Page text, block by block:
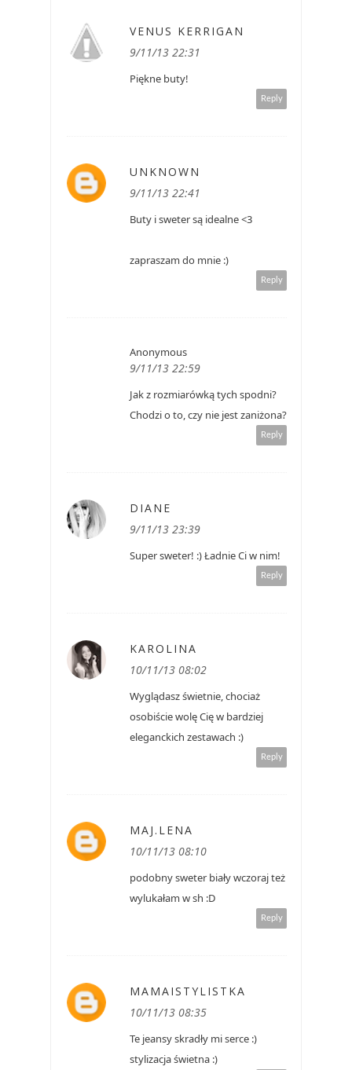
VENUS KERRIGAN
9/11/13 22:31
Piękne buty!
Reply
UNKNOWN
9/11/13 22:41
Buty i sweter są idealne <3
zapraszam do mnie :)
Reply
Anonymous
9/11/13 22:59
Jak z rozmiarówką tych spodni?
Chodzi o to, czy nie jest zaniżona?
Reply
DIANE
9/11/13 23:39
Super sweter! :) Ładnie Ci w nim!
Reply
KAROLINA
10/11/13 08:02
Wyglądasz świetnie, chociaż
osobiście wolę Cię w bardziej
eleganckich zestawach :)
Reply
MAJ.LENA
10/11/13 08:10
podobny sweter biały wczoraj też
wylukałam w sh :D
Reply
MAMAISTYLISTKA
10/11/13 08:35
Te jeansy skradły mi serce :)
stylizacja świetna :)